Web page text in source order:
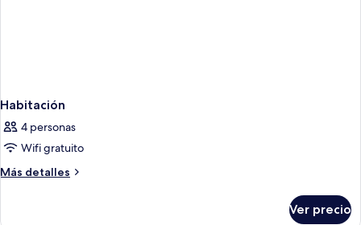
Habitación
4 personas
Wifi gratuito
Más detalles
Más
Ver precio